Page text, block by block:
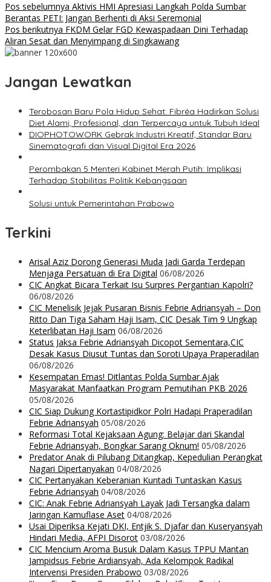
Pos sebelumnya Aktivis HMI Apresiasi Langkah Polda Sumbar
Berantas PETI: Jangan Berhenti di Aksi Seremonial
Pos berikutnya FKDM Gelar FGD Kewaspadaan Dini Terhadap
Aliran Sesat dan Menyimpang di Singkawang
Jangan Lewatkan
Terobosan Baru Pola Hidup Sehat: Fibréa Hadirkan Solusi
Diet Alami, Profesional, dan Terpercaya untuk Tubuh Ideal
DIOPHOTOWORK Gebrak Industri Kreatif, Standar Baru
Sinematografi dan Visual Digital Era 2026
Perombakan 5 Menteri Kabinet Merah Putih: Implikasi
Terhadap Stabilitas Politik Kebangsaan
Solusi untuk Pemerintahan Prabowo
Terkini
Arisal Aziz Dorong Generasi Muda Jadi Garda Terdepan
Menjaga Persatuan di Era Digital 06/08/2026
CIC Angkat Bicara Terkait Isu Surpres Pergantian Kapolri?
06/08/2026
CIC Menelisik Jejak Pusaran Bisnis Febrie Adriansyah – Don
Ritto Dan Tiga Saham Haji Isam, CIC Desak Tim 9 Ungkap
Keterlibatan Haji Isam 06/08/2026
Status Jaksa Febrie Adriansyah Dicopot Sementara,CIC
Desak Kasus Diusut Tuntas dan Soroti Upaya Praperadilan
06/08/2026
Kesempatan Emas! Ditlantas Polda Sumbar Ajak
Masyarakat Manfaatkan Program Pemutihan PKB 2026
05/08/2026
CIC Siap Dukung Kortastipidkor Polri Hadapi Praperadilan
Febrie Adriansyah 05/08/2026
Reformasi Total Kejaksaan Agung: Belajar dari Skandal
Febrie Adriansyah, Bongkar Sarang Oknum! 05/08/2026
Predator Anak di Pilubang Ditangkap, Kepedulian Perangkat
Nagari Dipertanyakan 04/08/2026
CIC Pertanyakan Keberanian Kuntadi Tuntaskan Kasus
Febrie Adriansyah 04/08/2026
CIC: Anak Febrie Adriansyah Layak Jadi Tersangka dalam
Jaringan Kamuflase Aset 04/08/2026
Usai Diperiksa Kejati DKI, Entjik S. Djafar dan Kuseryansyah
Hindari Media, AFPI Disorot 03/08/2026
CIC Mencium Aroma Busuk Dalam Kasus TPPU Mantan
Jampidsus Febrie Ardiansyah, Ada Kelompok Radikal
Intervensi Presiden Prabowo 03/08/2026